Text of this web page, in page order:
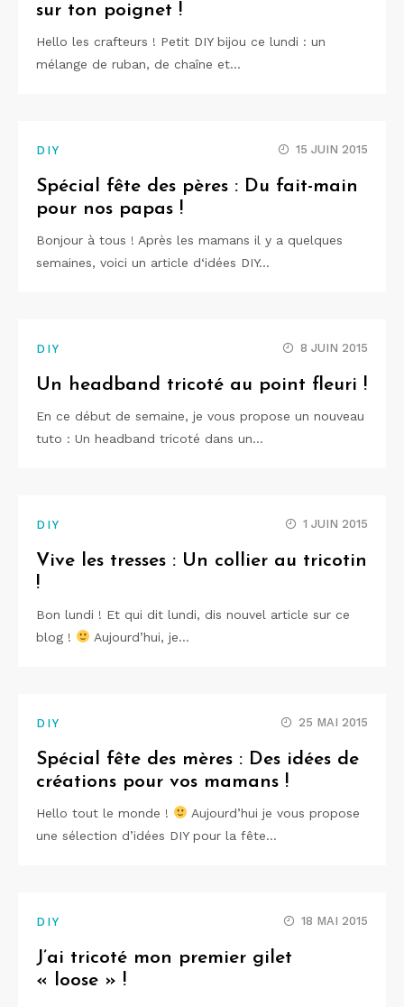
sur ton poignet !
Hello les crafteurs ! Petit DIY bijou ce lundi : un
mélange de ruban, de chaîne et…
DIY 15 JUIN 2015
Spécial fête des pères : Du fait-main
pour nos papas !
Bonjour à tous ! Après les mamans il y a quelques
semaines, voici un article d‘idées DIY…
DIY 8 JUIN 2015
Un headband tricoté au point fleuri !
En ce début de semaine, je vous propose un nouveau
tuto : Un headband tricoté dans un…
DIY 1 JUIN 2015
Vive les tresses : Un collier au tricotin
!
Bon lundi ! Et qui dit lundi, dis nouvel article sur ce
blog !
Aujourd’hui, je…
DIY 25 MAI 2015
Spécial fête des mères : Des idées de
créations pour vos mamans !
Hello tout le monde !
Aujourd’hui je vous propose
une sélection d’idées DIY pour la fête…
DIY 18 MAI 2015
J’ai tricoté mon premier gilet
« loose » !